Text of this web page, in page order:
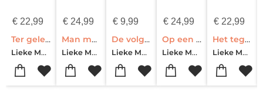
€22,99
Ter gelegenheid van poëzie
Lieke Marsman
€24,99
Man met hoed
Lieke Marsman
€ 9,99
De volgende scan duurt vijf minuten
Lieke Marsman
€ 24,99
Op een andere planeet kunnen ze me redden
Lieke Marsman
€22,99
Het tegenovergestelde van een mens
Lieke Marsman